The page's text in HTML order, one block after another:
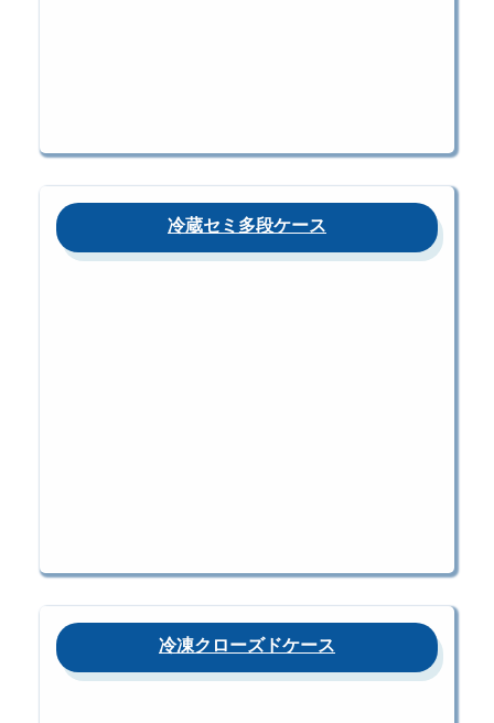
冷蔵セミ多段ケース
冷凍クローズドケース